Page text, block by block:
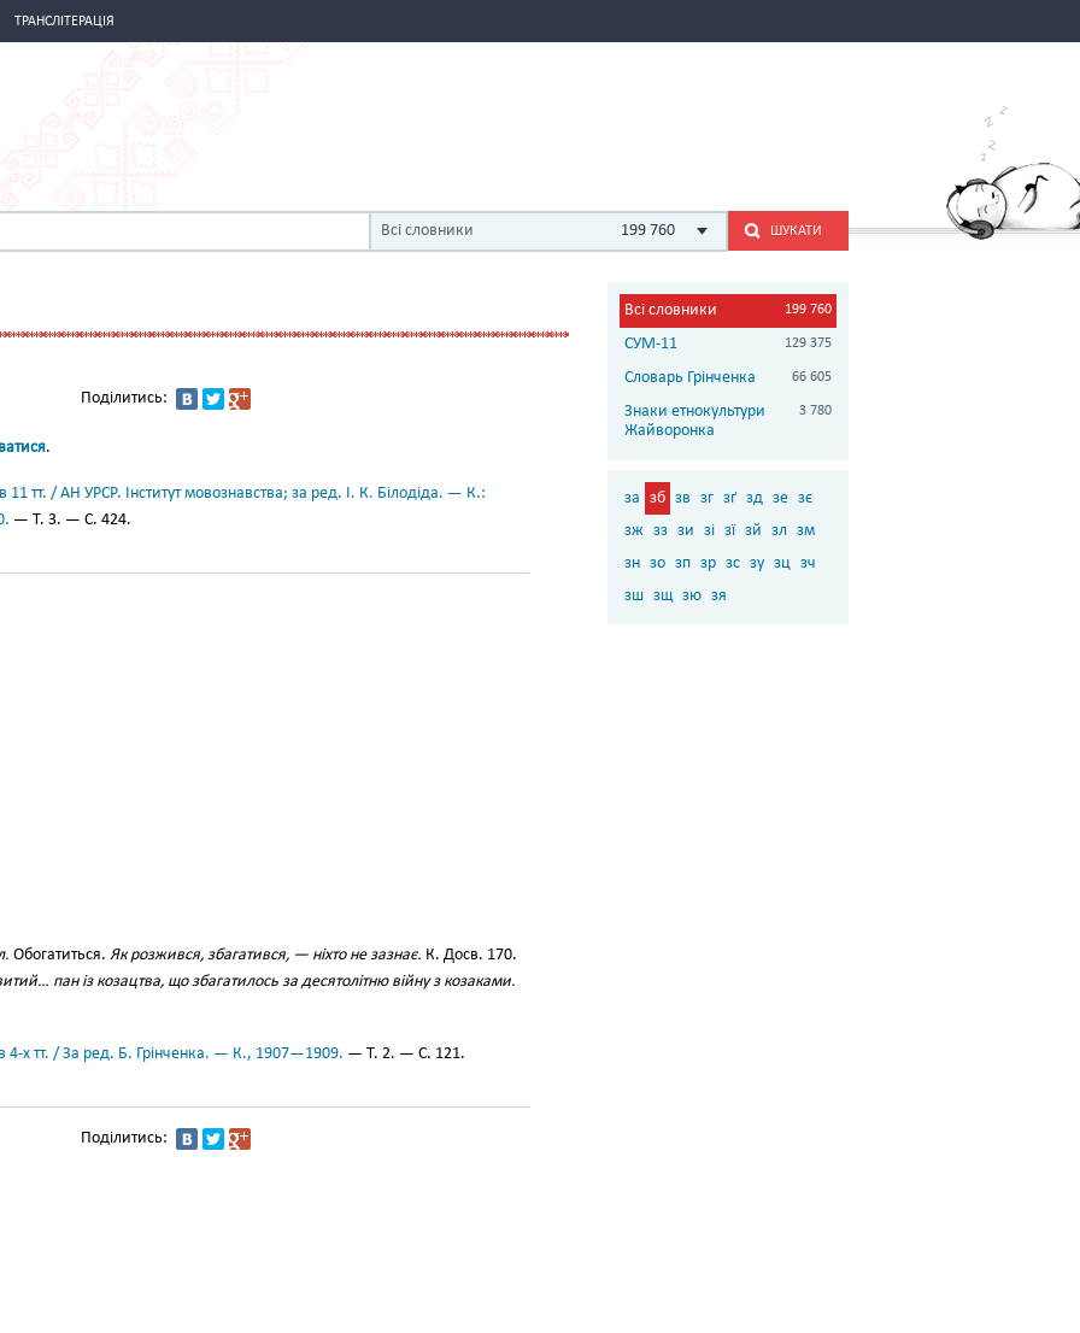
ТРАНСЛІТЕРАЦІЯ
Всі словники 199 760 ШУКАТИ
Поділитись:
.
11 тт. / АН УРСР. Інститут мовознавства; за ред. І. К. Білодіда. — К.:
— Т. 3. — С. 424.
Обогатиться. Як розжився, збагатився, — ніхто не зазнає. К. Досв. 170.
пан із козацтва, що збагатилось за десятолітню війну з козаками.
4-х тт. / За ред. Б. Грінченка. — К., 1907—1909. — Т. 2. — С. 121.
Поділитись:
Всі словники 199 760
СУМ-11 129 375
Словарь Грінченка 66 605
Знаки етнокультури
Жайворонка
3 780
за зб зв зг зґ зд зе зє
зж зз зи зі зї зй зл зм
зн зо зп зр зс зу зц зч
зш зщ зю зя